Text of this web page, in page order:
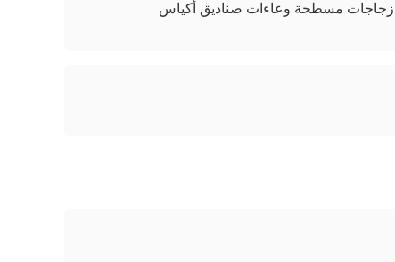
زجاجات مسطحة وعاءات صناديق أكياس